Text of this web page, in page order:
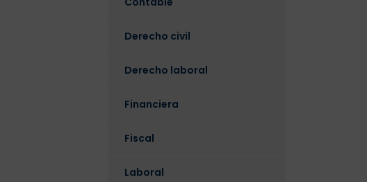
Derecho civil
Derecho laboral
Financiera
Fiscal
Laboral